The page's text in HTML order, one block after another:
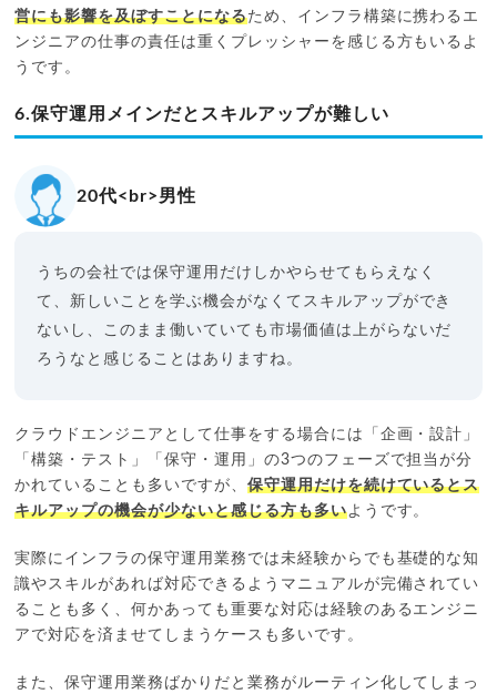
営にも影響を及ぼすことになるため、インフラ構築に携わるエ
ンジニアの仕事の責任は重くプレッシャーを感じる方もいるよ
うです。
6.保守運用メインだとスキルアップが難しい
20代<br>男性
うちの会社では保守運用だけしかやらせてもらえなく
て、新しいことを学ぶ機会がなくてスキルアップができ
ないし、このまま働いていても市場価値は上がらないだ
ろうなと感じることはありますね。
クラウドエンジニアとして仕事をする場合には「企画・設計」
「構築・テスト」「保守・運用」の3つのフェーズで担当が分
かれていることも多いですが、 保守運用だけを続けているとス
キルアップの機会が少ないと感じる方も多いようです。
実際にインフラの保守運用業務では未経験からでも基礎的な知
識やスキルがあれば対応できるようマニュアルが完備されてい
ることも多く、何かあっても重要な対応は経験のあるエンジニ
アで対応を済ませてしまうケースも多いです。
また、保守運用業務ばかりだと業務がルーティン化してしまっ